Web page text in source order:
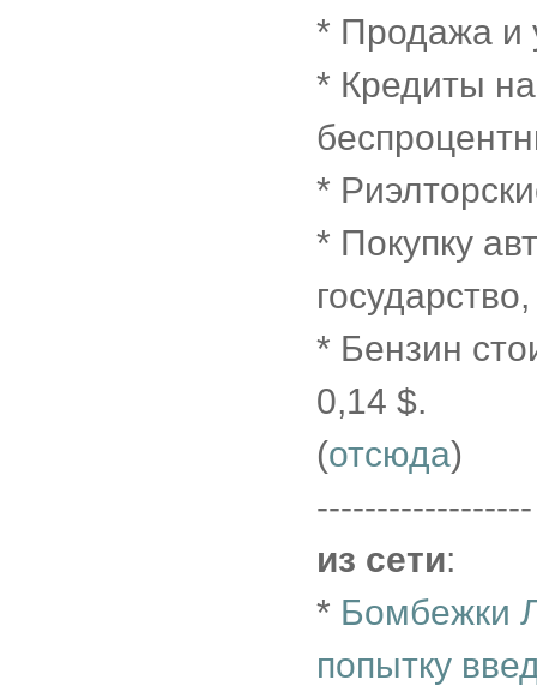
* Продажа и
* Кредиты
*
* Покупку
* Бензин
0,14 $.
(отсюда)
------------------
из сети:
* Бомбежки
попытку